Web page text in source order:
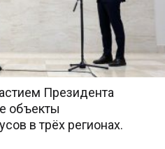
Президента
объекты
в трёх регионах.